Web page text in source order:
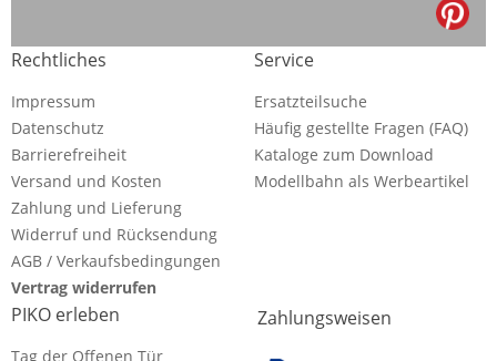
Rechtliches
Impressum
Datenschutz
Barrierefreiheit
Versand und Kosten
Zahlung und Lieferung
Widerruf und Rücksendung
AGB / Verkaufsbedingungen
Vertrag widerrufen
Service
Ersatzteilsuche
Häufig gestellte Fragen (FAQ)
Kataloge zum Download
Modellbahn als Werbeartikel
PIKO erleben
Tag der Offenen Tür
Zahlungsweisen